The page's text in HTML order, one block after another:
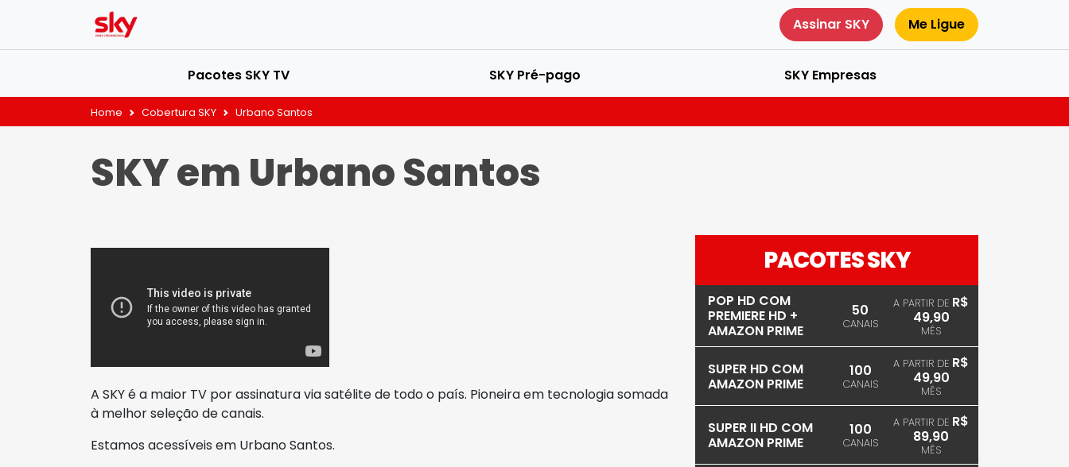
Assinar SKY Me Ligue
Pacotes SKY TV SKY Pré-pago SKY Empresas
Home Cobertura SKY Urbano Santos
SKY em Urbano Santos
A SKY é a maior TV por assinatura via satélite de todo o país. Pioneira em tecnologia somada
à melhor seleção de canais.
Estamos acessíveis em Urbano Santos.
PACOTES SKY
POP HD COM
PREMIERE HD +
AMAZON PRIME
50
CANAIS
A PARTIR DE R$
49,90
MÊS
SUPER HD COM
AMAZON PRIME
100
CANAIS
A PARTIR DE R$
49,90
MÊS
SUPER II HD COM
AMAZON PRIME
100
CANAIS
A PARTIR DE R$
89,90
MÊS